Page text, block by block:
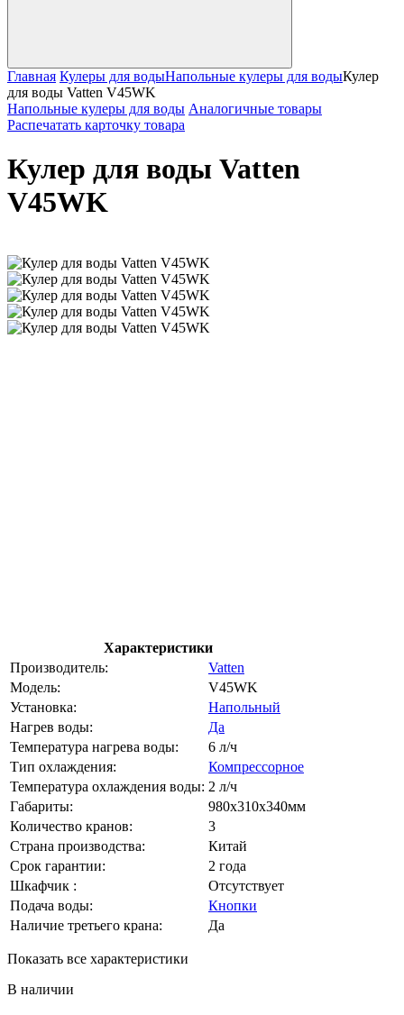
Главная Кулеры для водыНапольные кулеры для водыКулер
для воды Vatten V45WK
Напольные кулеры для воды Аналогичные товары
Распечатать карточку товара
Кулер для воды Vatten
V45WK
Характеристики
Производитель:
Vatten
Модель:
V45WK
Установка:
Напольный
Нагрев воды:
Да
Температура нагрева воды:
6 л/ч
Тип охлаждения:
Компрессорное
Температура охлаждения воды: 2 л/ч
Габариты:
980x310x340мм
Количество кранов:
3
Страна производства:
Китай
Срок гарантии:
2 года
Шкафчик :
Отсутствует
Подача воды:
Кнопки
Наличие третьего крана:
Да
Показать все характеристики
В наличии